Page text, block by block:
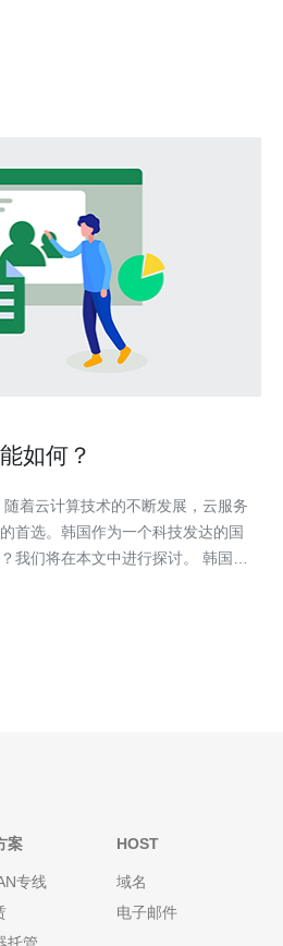
用公司。他们提供高质量的服务
如何？
首选。韩国作为一个科技发达的国
将在本文中进行探讨。 韩国的
定性高。这使得在韩国租用云服务器
案
专线
HOST
域名
电子邮件